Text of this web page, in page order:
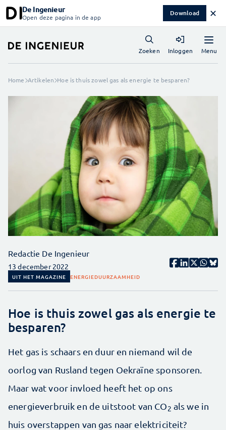
De Ingenieur
Open deze pagina in de app Download ✕
Menu
Zoeken Inloggen
Home Artikelen Hoe is thuis zowel gas als energie te besparen?
Redactie De Ingenieur
13 december 2022
UIT HET MAGAZINE ENERGIEDUURZAAMHEID
Hoe is thuis zowel gas als energie te
besparen?
Het gas is schaars en duur en niemand wil de
oorlog van Rusland tegen Oekraïne sponsoren.
Maar wat voor invloed heeft het op ons
energieverbruik en de uitstoot van CO2 als we in
huis overstappen van gas naar elektriciteit?